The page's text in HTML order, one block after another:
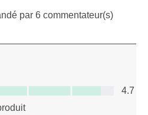
par 6 commentateur(s)
5
4.7